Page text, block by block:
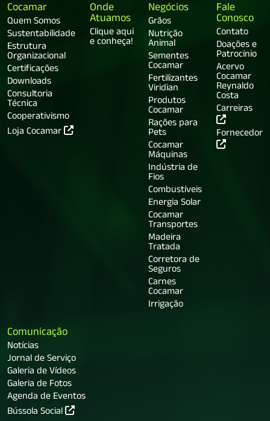
Cocamar
Quem Somos
Sustentabilidade
Estrutura
Organizacional
Certificações
Downloads
Consultoria
Técnica
Cooperativismo
Loja Cocamar
Onde
Atuamos
Clique aqui
e conheça!
Negócios
Grãos
Nutrição
Animal
Sementes
Cocamar
Fertilizantes
Viridian
Produtos
Cocamar
Rações para
Pets
Cocamar
Máquinas
Indústria de
Fios
Combustíveis
Energia Solar
Cocamar
Transportes
Madeira
Tratada
Corretora de
Seguros
Carnes
Cocamar
Irrigação
Fale
Conosco
Contato
Doações e
Patrocínio
Acervo
Cocamar
Reynaldo
Costa
Carreiras
Fornecedor
Comunicação
Notícias
Jornal de Serviço
Galeria de Vídeos
Galeria de Fotos
Agenda de Eventos
Bússola Social